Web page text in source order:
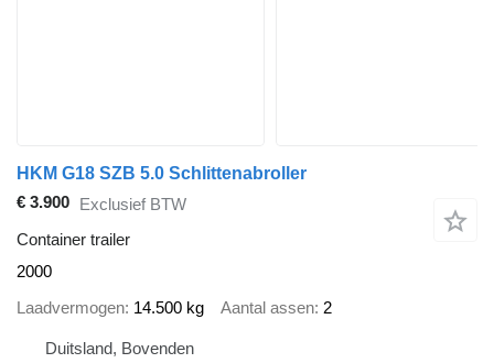
HKM G18 SZB 5.0 Schlittenabroller
€ 3.900 Exclusief BTW
Container trailer
2000
Laadvermogen 14.500 kg Aantal assen 2
Duitsland, Bovenden